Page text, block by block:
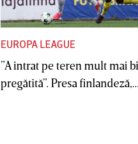
EUROPA LEAGUE
”A intrat pe teren mult mai
pregătită”. Presa